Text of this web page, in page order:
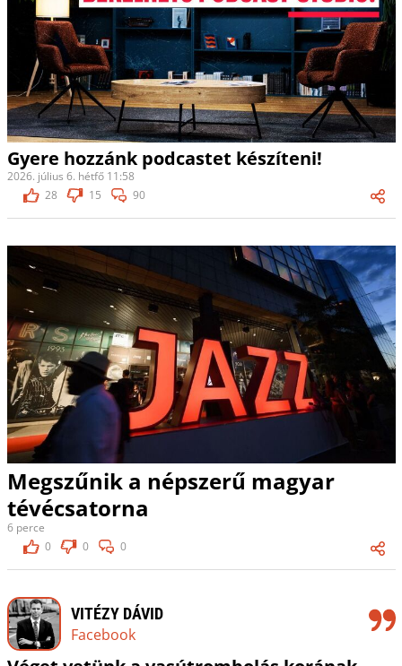
Gyere hozzánk podcastet készíteni!
2026. július 6. hétfő 11:58
28
15 90
Megszűnik a népszerű magyar
tévécsatorna
6 perce
0
0 0
VITÉZY DÁVID
Facebook